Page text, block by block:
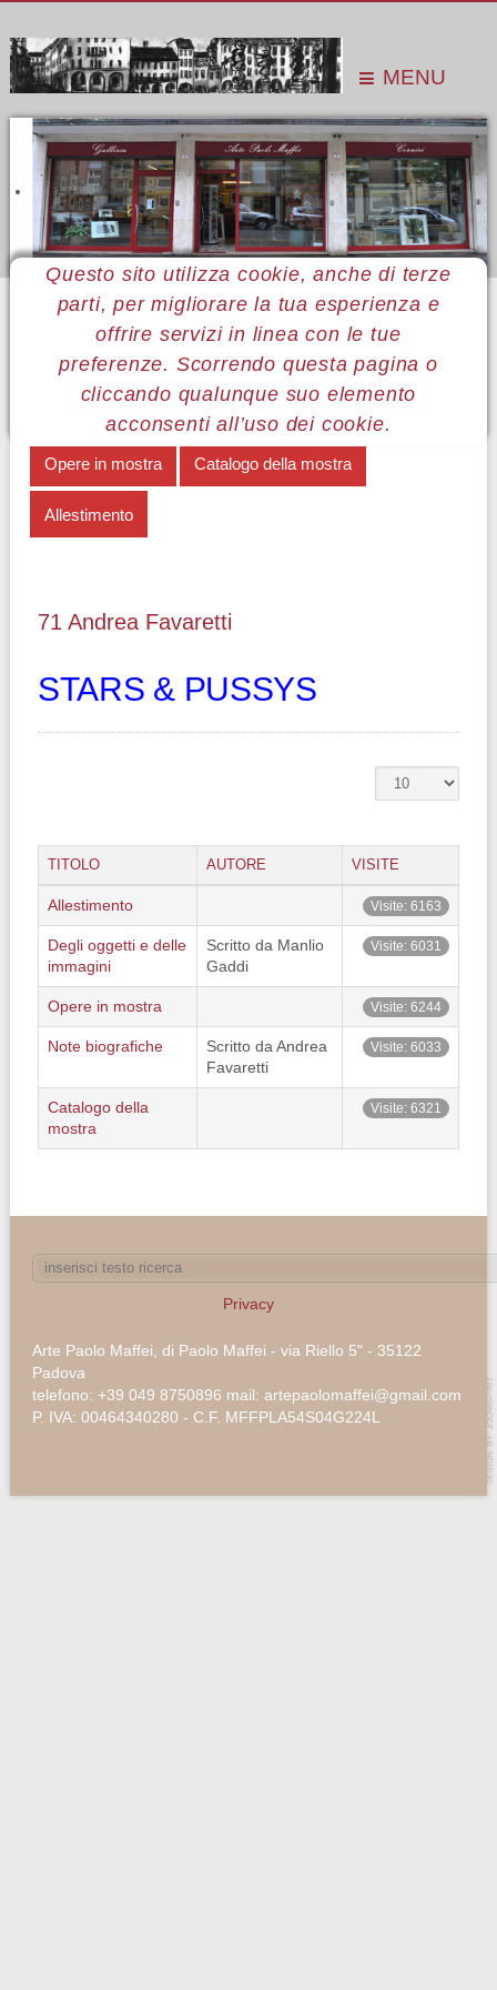
MENU
Questo sito utilizza cookie, anche di terze
parti, per migliorare la tua esperienza e
offrire servizi in linea con le tue
preferenze. Scorrendo questa pagina o
cliccando qualunque suo elemento
acconsenti all’uso dei cookie.
Sei qui: Home Le mostre Mostre 2017 Andrea Favaretti
MENÙ ANDREA FAVARETTI
Degli oggetti e delle immagini Note biografiche
Opere in mostra Catalogo della mostra
Allestimento
71 Andrea Favaretti
STARS & PUSSYS
TITOLO AUTORE VISITE
Allestimento Visite: 6163
Degli oggetti e delle
immagini
Scritto da Manlio
Gaddi
Visite: 6031
Opere in mostra Visite: 6244
Note biografiche
Scritto da Andrea
Favaretti
Visite: 6033
Catalogo della
mostra
Visite: 6321
Privacy
Arte Paolo Maffei, di Paolo Maffei - via Riello 5" - 35122
Padova
telefono: +39 049 8750896 mail: artepaolomaffei@gmail.com
P. IVA: 00464340280 - C.F. MFFPLA54S04G224L